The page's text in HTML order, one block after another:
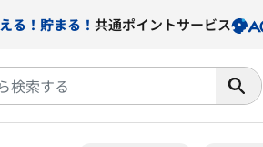
る！貯まる！ 共通ポイントサービス